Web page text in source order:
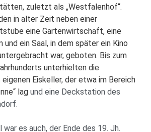
zuletzt als „Westfalenhof“.
in alter Zeit neben einer
eine Gartenwirtschaft, eine
ein Saal, in dem später ein Kino
war, geboten. Bis zum
unterhielten die
Eiskeller, der etwa im Bereich
lag und eine Deckstation des
es auch, der Ende des 19. Jh.